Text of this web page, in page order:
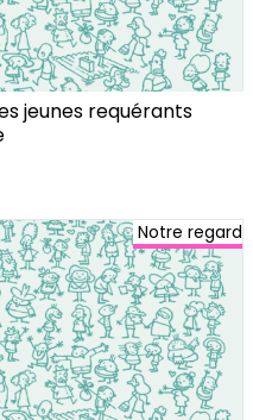
jeunes requérants
Notre regard